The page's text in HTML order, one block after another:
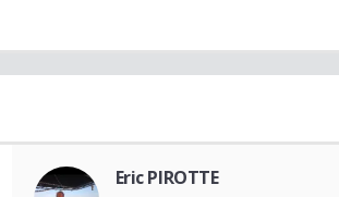
Eric PIROTTE